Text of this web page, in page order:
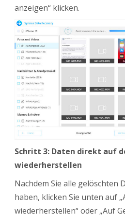
anzeigen“ klicken.
Schritt 3: Daten direkt auf
wiederherstellen
Nachdem Sie alle gelöschten
haben, klicken Sie unten auf
wiederherstellen“ oder „Auf